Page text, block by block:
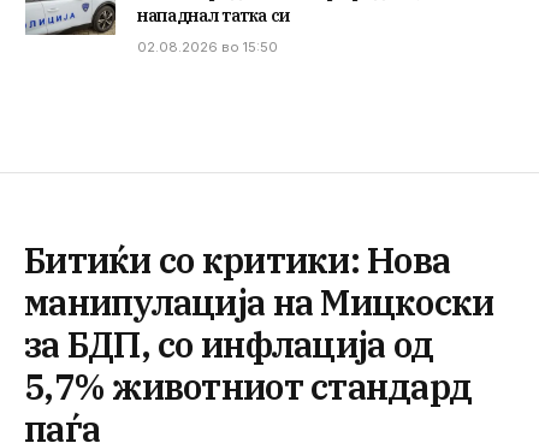
нападнал татка си
02.08.2026 во 15:50
Битиќи со критики: Нова
манипулација на Мицкоски
за БДП, со инфлација од
5,7% животниот стандард
паѓа